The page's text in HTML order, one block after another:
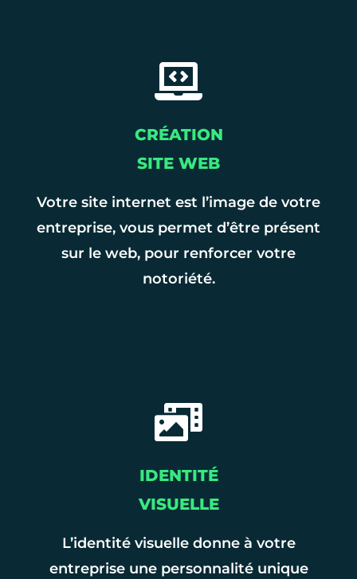
CRÉATION
SITE WEB
Votre site internet est l’image de votre
entreprise, vous permet d’être présent
sur le web, pour renforcer votre
notoriété.
IDENTITÉ
VISUELLE
L’identité visuelle donne à votre
entreprise une personnalité unique